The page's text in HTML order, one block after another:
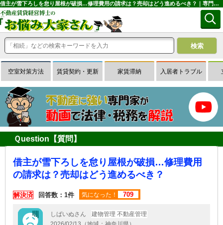
借主が雪下ろしを怠り屋根が破損…修理費用の請求は？売却はどう進めるべき？｜専門家に無料相談できる賃貸経営Ｑ＆Ａサイトはお悩み大家さん
空室対策方法 賃貸契約・更新 家賃滞納 入居者トラブル
Ｑuestion【質問】
借主が雪下ろしを怠り屋根が破損…修理費用
の請求は？売却はどう進めるべき？
解決済 回答数：1件 気になった！ 709
しばいぬさん
建物管理 不動産管理